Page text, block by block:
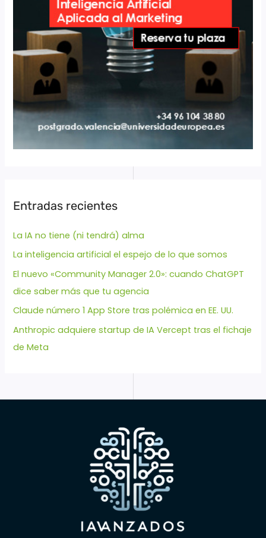
Entradas recientes
La IA no tiene (ni tendrá) alma
La inteligencia artificial el espejo de lo que somos
El nuevo «Community Manager 2.0»: cuando ChatGPT
dice saber más que tu agencia
Claude número 1 App Store tras polémica en EE. UU.
Anthropic adquiere startup de IA Vercept tras el fichaje
de Meta